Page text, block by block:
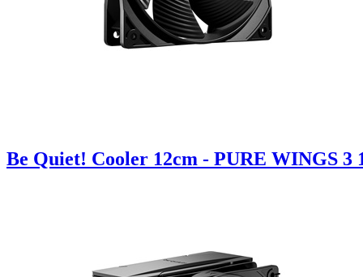
Be Quiet! Cooler 12cm - PURE WINGS 3